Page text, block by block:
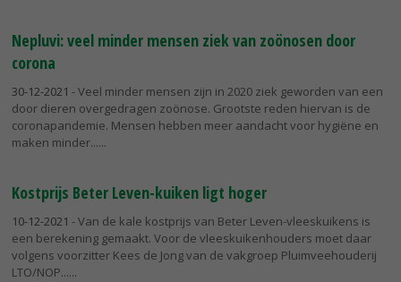
Nepluvi: veel minder mensen ziek van zoönosen door
corona
30-12-2021 - Veel minder mensen zijn in 2020 ziek geworden van een
door dieren overgedragen zoönose. Grootste reden hiervan is de
coronapandemie. Mensen hebben meer aandacht voor hygiëne en
maken minder...
Kostprijs Beter Leven-kuiken ligt hoger
10-12-2021 - Van de kale kostprijs van Beter Leven-vleeskuikens is
een berekening gemaakt. Voor de vleeskuikenhouders moet daar
volgens voorzitter Kees de Jong van de vakgroep Pluimveehouderij
LTO/NOP...